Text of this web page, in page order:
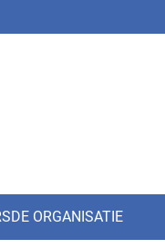
DE ORGANISATIE